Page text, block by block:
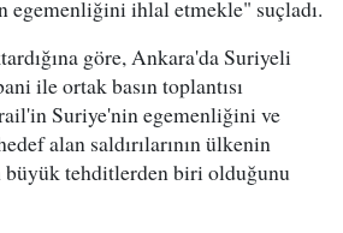
ihlal etmekle" suçladı.
göre, Ankara'da Suriyeli
ile ortak basın toplantısı
Suriye'nin egemenliğini ve
alan saldırılarının ülkenin
büyük tehditlerden biri olduğunu